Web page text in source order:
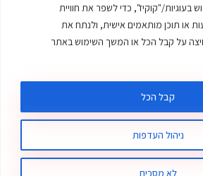
בעוגיות/"קוקיז", כדי לשפר את חוויית
או תוכן מותאמים אישית, ולנתח את
על קבל הכל או המשך השימוש באתר
ניהול העדפות
לא מסכים
קבל הכל
עוגות
עוף
לענת אלישע | עיצוב ובניית אתר
האתר מדיניות פרטיות